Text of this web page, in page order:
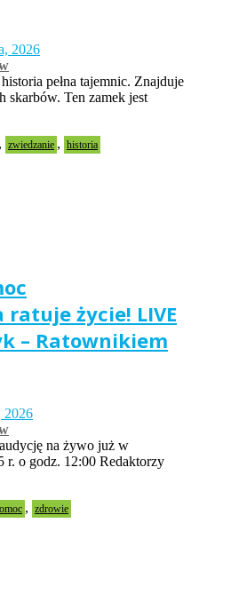
2026
pełna tajemnic. Znajduje
skarbów. Ten zamek jest
, zwiedzanie , historia
ratuje życie! LIVE
– Ratownikiem
2026
na żywo już w
r. o godz. 12:00 Redaktorzy
, zdrowie